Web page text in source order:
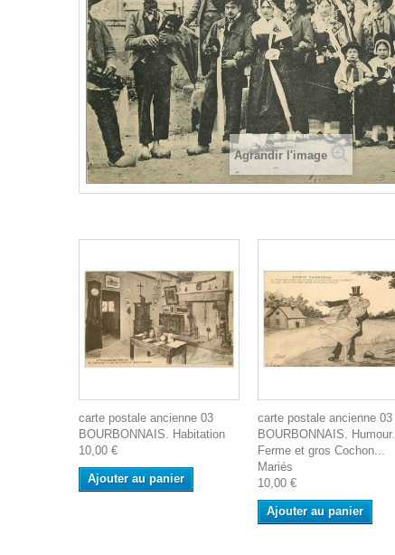
Agrandir l'image
carte postale ancienne 03
BOURBONNAIS. Habitation
10,00 €
Ajouter au panier
carte postale ancienne 03
BOURBONNAIS. Humour.
Ferme et gros Cochon...
Mariés
10,00 €
Ajouter au panier